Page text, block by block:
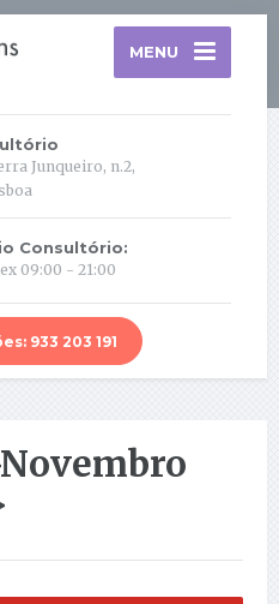
MENU
Junqueiro, n.2,
Consultório:
09:00 - 21:00
933 203 191